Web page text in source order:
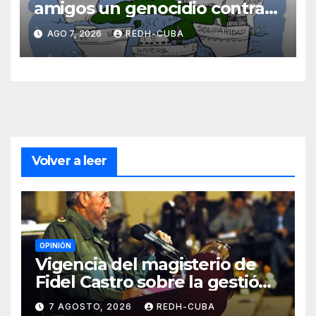
amigos un genocidio contra
Cuba? Por Hedelberto López
Blanch
AGO 7, 2026 REDH-CUBA
Volver a leer
OPINIÓN
Vigencia del magisterio de
Fidel Castro sobre la gestión
del liderazgo revolucionario.
7 AGOSTO, 2026 REDH-CUBA